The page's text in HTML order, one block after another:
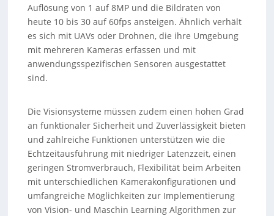
Auflösung von 1 auf 8MP und die Bildraten von
heute 10 bis 30 auf 60fps ansteigen. Ähnlich verhält
es sich mit UAVs oder Drohnen, die ihre Umgebung
mit mehreren Kameras erfassen und mit
anwendungsspezifischen Sensoren ausgestattet
sind.
Die Visionsysteme müssen zudem einen hohen Grad
an funktionaler Sicherheit und Zuverlässigkeit bieten
und zahlreiche Funktionen unterstützen wie die
Echtzeitausführung mit niedriger Latenzzeit, einen
geringen Stromverbrauch, Flexibilität beim Arbeiten
mit unterschiedlichen Kamerakonfigurationen und
umfangreiche Möglichkeiten zur Implementierung
von Vision- und Maschin Learning Algorithmen zur